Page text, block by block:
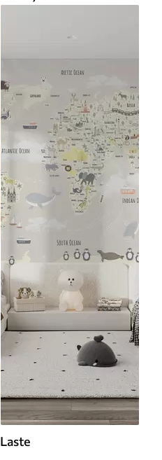
Laste